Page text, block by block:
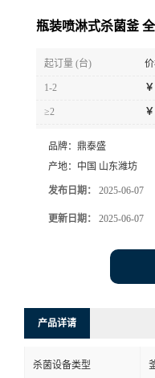
瓶装喷淋式杀菌釜
起订量 (台)
1-2 ￥
≥2 ￥
品牌： 鼎泰盛
产地： 中国 山东潍坊
发布日期： 2025-06-07
更新日期： 2025-06-07
产品详请
杀菌设备类型